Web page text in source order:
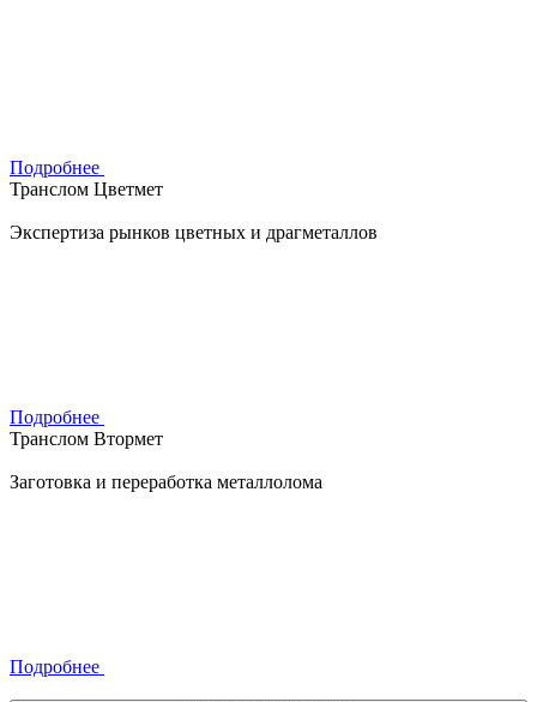
Подробнее
Транслом Цветмет
Экспертиза рынков цветных и драгметаллов
Подробнее
Транслом Втормет
Заготовка и переработка металлолома
Подробнее